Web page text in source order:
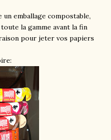
emballage compostable,
la gamme avant la fin
raison pour jeter vos papiers